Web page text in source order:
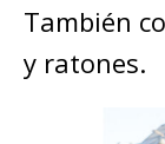
También
y ratones.